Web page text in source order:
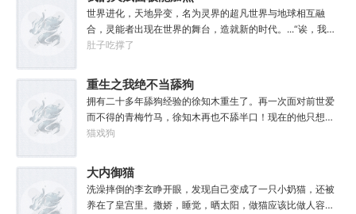
央特雷森的名训练员、黑暗反派系外观第33届冠军得主——
当然，他不爱听最后这个头衔。值得一提的是……他到现在
也总是不顺心。”“因为最近老有人在他事务所咨询赛马娘的
顶周票房冠军，恭喜你，获得了【张震的卓越气质】”……什
么是顶流？永争第一，绝不服输！强大的人气，恐怖的票
房，无敌的收视率，踏着无数对手铸就威名，颜值与才华并
存，真实不做作，拥有一个广为流传的爱恨恩怨故事。十年
世界进化，天地异变，名为灵界的超凡世界与地球相互融
合，灵能者出现在世界的舞台，造就新的时代。...“诶，我这
天赋面板下面怎么有个加号？”“来都来了，不点一下试
板！加天赋！....【神勇无双】：高额免伤，使用长武器时力
量判定提升50%。【灵能-圣体】：巨量提升灵能量，灵能总
量越多，基础增幅越强。【序列-圣耀】：抗性巨量提升，获
得全新序列力量【神圣力】。....我，叶铭秋，没有开挂，只
是天赋异禀！
肚子吃撑了
重生之我绝不当舔狗
拥有二十多年舔狗经验的徐知木重生了。再一次面对前世爱
而不得的青梅竹马，徐知木再也不舔半口！现在的他只想赚
点钱，去寻找自己真正的宝藏女孩，可是……“知木你最近怎
木，我的电脑又坏了，你再来帮我修修好不好。”“知木，我
想你了，给我一次机会好不好……”凌晨十二点收到信息的徐
知木陷入沉思。姑娘，怎么你成舔狗了？
猫戏狗
大内御猫
洗澡摔倒的李玄睁开眼，发现自己变成了一只小奶猫，还被
养在了皇宫里。撒娇，睡觉，晒太阳，做猫应该比做人容易